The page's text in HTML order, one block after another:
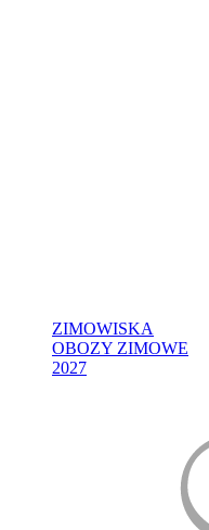
ZIMOWISKA
OBOZY ZIMOWE
2027